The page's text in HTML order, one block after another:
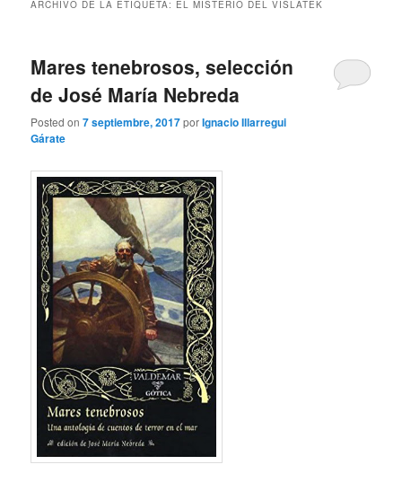
ARCHIVO DE LA ETIQUETA: EL MISTERIO DEL VISLATEK
Mares tenebrosos, selección
de José María Nebreda
Posted on7 septiembre, 2017porIgnacio Illarregui
Gárate